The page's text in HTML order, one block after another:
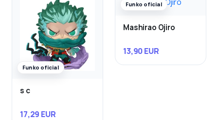
Funko oficial
s c
17,29 EUR
Funko oficial
Mashirao Ojiro
13,90 EUR